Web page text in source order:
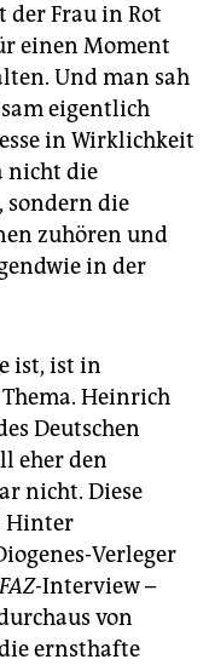
der Frau in Rot
einen Moment
Und man sah
eigentlich
in Wirklichkeit
nicht die
sondern die
zuhören und
in der
ist, ist in
Heinrich
Deutschen
eher den
nicht. Diese
Hinter
Verleger
FAZ-Interview –
von
ernsthafte